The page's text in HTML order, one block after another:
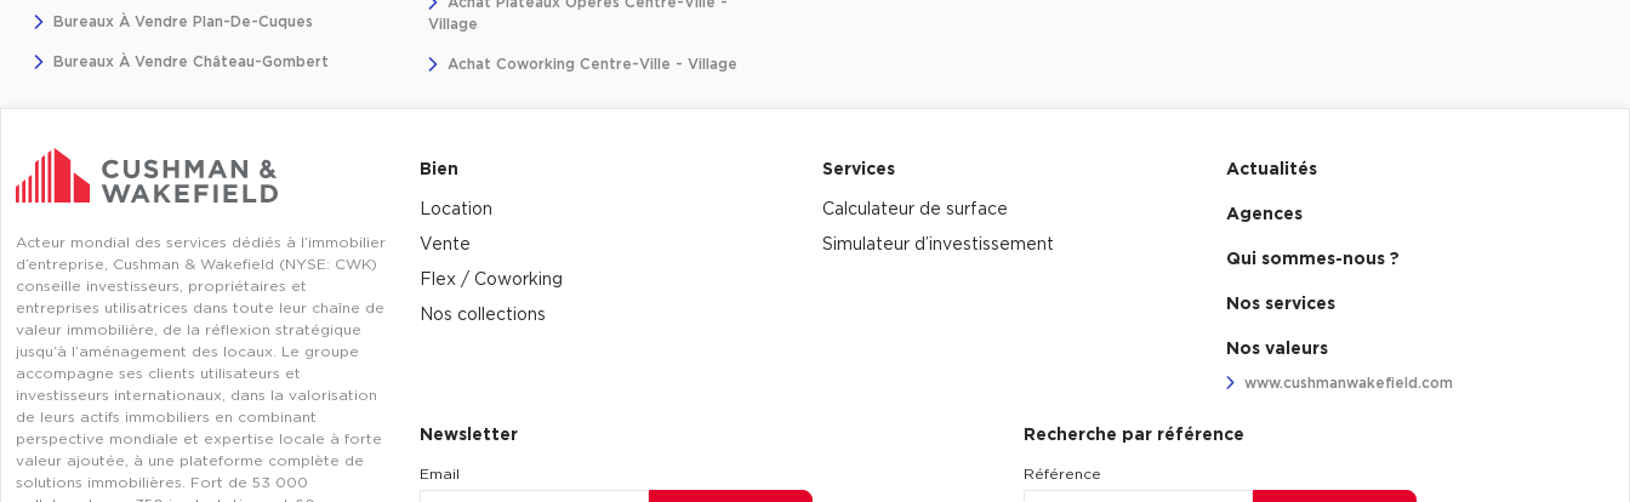
Bureaux À Vendre Plan-De-Cuques
Bureaux À Vendre Château-Gombert
Achat Plateaux Opérés Centre-Ville -
Village
Achat Coworking Centre-Ville - Village
Acteur mondial des services dédiés à l’immobilier
d’entreprise, Cushman & Wakefield (NYSE: CWK)
conseille investisseurs, propriétaires et
entreprises utilisatrices dans toute leur chaîne de
valeur immobilière, de la réflexion stratégique
jusqu’à l’aménagement des locaux. Le groupe
accompagne ses clients utilisateurs et
investisseurs internationaux, dans la valorisation
de leurs actifs immobiliers en combinant
perspective mondiale et expertise locale à forte
valeur ajoutée, à une plateforme complète de
solutions immobilières. Fort de 53 000
Bien
Location
Vente
Flex / Coworking
Nos collections
Services
Calculateur de surface
Simulateur d’investissement
Actualités
Agences
Qui sommes-nous ?
Nos services
Nos valeurs
www.cushmanwakefield.com
Newsletter
Email
Recherche par référence
Référence